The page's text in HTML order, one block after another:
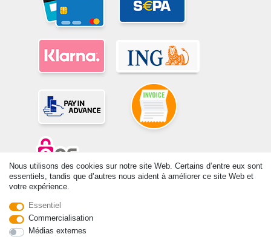
© Copyright 2026 | Tous droits réservés. -Tous droits réservés – Les
en Euros TTC. Les conditions s’appliquent aux livraisons en France !
Nous utilisons des cookies sur notre site Web. Certains d’entre eux sont
essentiels, tandis que d’autres nous aident à améliorer ce site Web et
votre expérience.
Essentiel
Commercialisation
Médias externes